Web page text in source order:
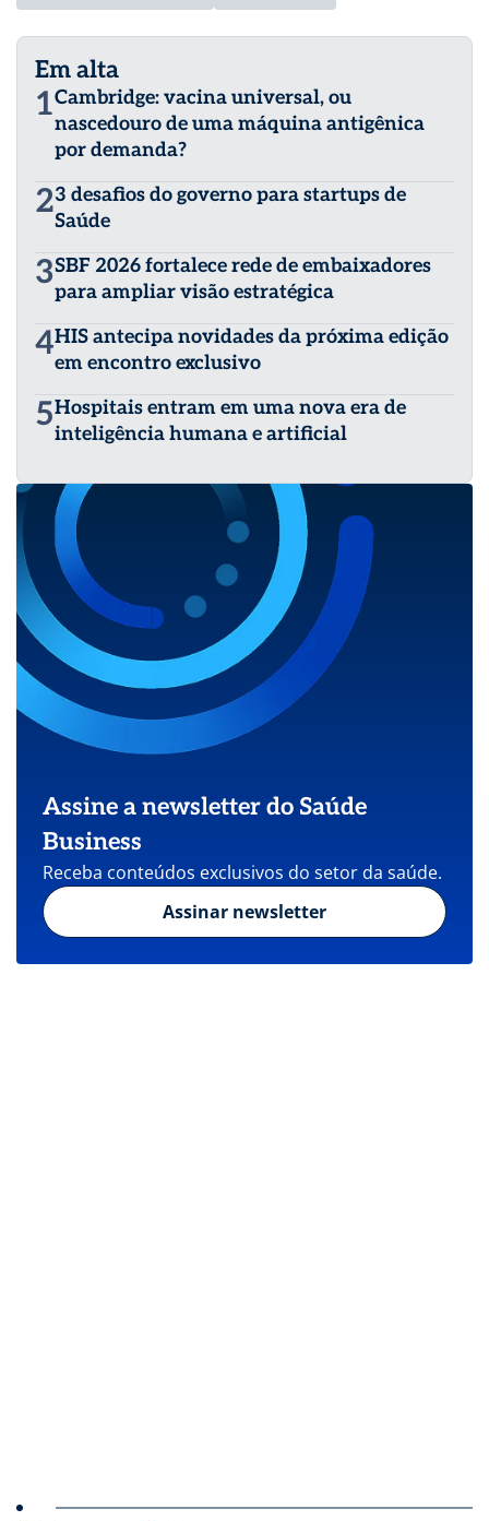
Em alta
1Cambridge: vacina universal, ou
nascedouro de uma máquina antigênica
por demanda?
23 desafios do governo para startups de
Saúde
3SBF 2026 fortalece rede de embaixadores
para ampliar visão estratégica
4HIS antecipa novidades da próxima edição
em encontro exclusivo
5Hospitais entram em uma nova era de
inteligência humana e artificial
Assine a newsletter do Saúde
Business
Receba conteúdos exclusivos do setor da saúde.
Assinar newsletter